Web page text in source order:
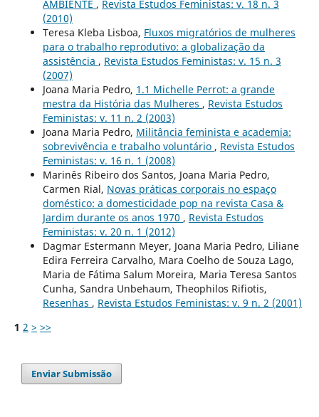
AMBIENTE , Revista Estudos Feministas: v. 18 n. 3
(2010)
Teresa Kleba Lisboa, Fluxos migratórios de mulheres
para o trabalho reprodutivo: a globalização da
assistência , Revista Estudos Feministas: v. 15 n. 3
(2007)
Joana Maria Pedro, 1.1 Michelle Perrot: a grande
mestra da História das Mulheres , Revista Estudos
Feministas: v. 11 n. 2 (2003)
Joana Maria Pedro, Militância feminista e academia:
sobrevivência e trabalho voluntário , Revista Estudos
Feministas: v. 16 n. 1 (2008)
Marinês Ribeiro dos Santos, Joana Maria Pedro,
Carmen Rial, Novas práticas corporais no espaço
doméstico: a domesticidade pop na revista Casa &
Jardim durante os anos 1970 , Revista Estudos
Feministas: v. 20 n. 1 (2012)
Dagmar Estermann Meyer, Joana Maria Pedro, Liliane
Edira Ferreira Carvalho, Mara Coelho de Souza Lago,
Maria de Fátima Salum Moreira, Maria Teresa Santos
Cunha, Sandra Unbehaum, Theophilos Rifiotis,
Resenhas , Revista Estudos Feministas: v. 9 n. 2 (2001)
1 2 > >>
Enviar Submissão